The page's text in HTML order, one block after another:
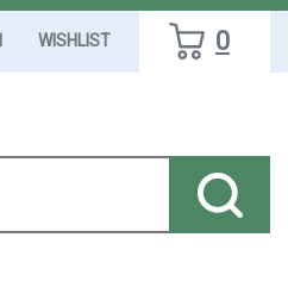
WISHLIST 0